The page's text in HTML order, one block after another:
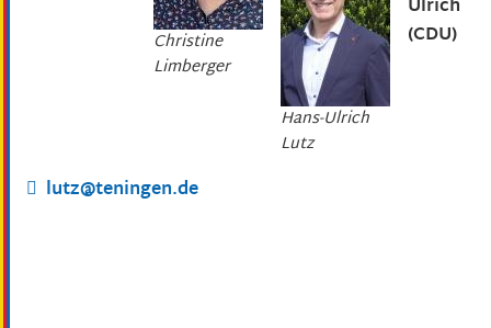
Christine
Limberger
Hans-Ulrich
Lutz
Ulrich
(CDU)
lutz@teningen.de